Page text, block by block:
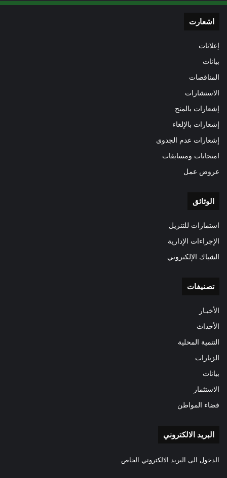
اشعارت
إعلانات
بيانات
المناقصات
الاستشارات
إشعارات بالمنح
إشعارات بالإلغاء
إشعارات عدم الجدوى
امتحانات ومسابقات
عروض عمل
الوثائق
استمارات للتنزيل
الإجراءات الإدارية
الشباك الإلكتروني
تصنيفات
الأخبـار
الأحداث
التنمية المحلية
الزيارات
بيانات
الاستثمار
فضاء المواطن
البريد الالكتروني
الدخول الى البريد الالكتروني الخاص